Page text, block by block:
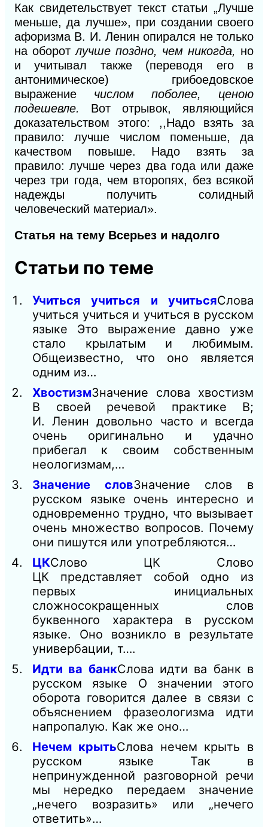
Как свидетельствует текст статьи „Лучше
меньше, да лучше», при создании своего
афоризма В. И. Ленин опирался не только
на оборотлучше поздно, чем никогда, но
и учитывал также (переводя его в
антонимическое) грибоедовское
выражение числом поболее, ценою
подешевле. Вот отрывок, являющийся
доказательством этого: ,,Надо взять за
правило: лучше числом поменьше, да
качеством повыше. Надо взять за
правило: лучше через два года или даже
через три года, чем второпях, без всякой
надежды получить солидный
человеческий материал».
Статья на тему Всерьез и надолго
Статьи по теме
Учиться учиться и учитьсяСлова
учиться учиться и учиться в русском
языке Это выражение давно уже
стало крылатым и любимым.
Общеизвестно, что оно является
одним из…
ХвостизмЗначение слова хвостизм
В своей речевой практике В;
И. Ленин довольно часто и всегда
очень оригинально и удачно
прибегал к своим собственным
неологизмам,…
Значение словЗначение слов в
русском языке очень интересно и
одновременно трудно, что вызывает
очень множество вопросов. Почему
они пишутся или употребляются…
ЦКСлово ЦК Слово
ЦК представляет собой одно из
первых инициальных
сложносокращенных слов
буквенного характера в русском
языке. Оно возникло в результате
универбации, т….
Идти ва банкСлова идти ва банк в
русском языке О значении этого
оборота говорится далее в связи с
объяснением фразеологизма идти
напропалую. Как же оно…
Нечем крытьСлова нечем крыть в
русском языке Так в
непринужденной разговорной речи
мы нередко передаем значение
„нечего возразить» или „нечего
ответить»…